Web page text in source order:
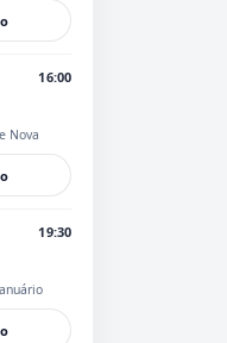
16:00
Nova
19:30